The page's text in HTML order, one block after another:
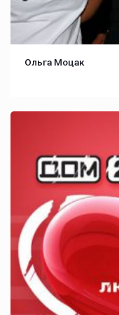
Ольга Моцак